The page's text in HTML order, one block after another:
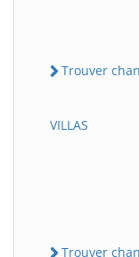
Trouver
VILLAS
Trouver